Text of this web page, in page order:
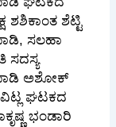
ಶಶಿಕಾಂತ ಶೆಟ್ಟಿ
ಸಲಹಾ
ಸದಸ್ಯ
ಅಶೋಕ್
ವಿಟ್ಲ ಘಟಕದ
ಭಂಡಾರಿ